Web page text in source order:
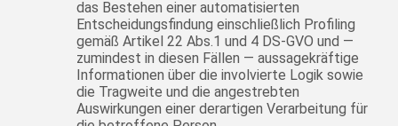
das Bestehen einer automatisierten
Entscheidungsfindung einschließlich Profiling
gemäß Artikel 22 Abs.1 und 4 DS-GVO und —
zumindest in diesen Fällen — aussagekräftige
Informationen über die involvierte Logik sowie
die Tragweite und die angestrebten
Auswirkungen einer derartigen Verarbeitung für